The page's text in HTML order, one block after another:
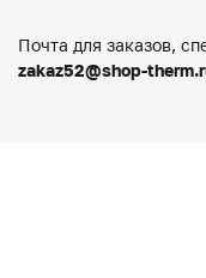
Почта для заказов,
zakaz52@shop-